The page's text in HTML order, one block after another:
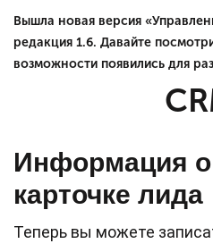
Вышла новая версия
редакция 1.6. Давайте
возможности появились для
Информация
карточке лида
Теперь вы можете